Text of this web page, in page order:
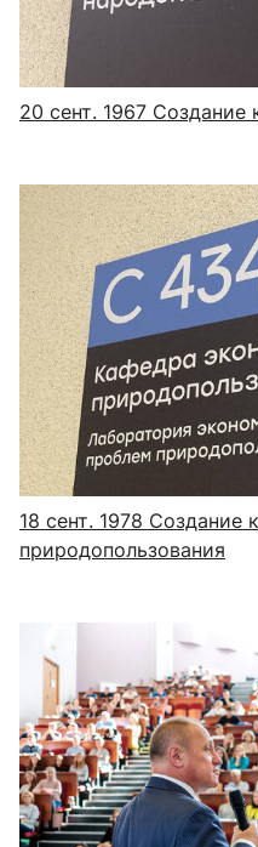
20 сент. 1967 Создание
18 сент. 1978 Создание
природопользования